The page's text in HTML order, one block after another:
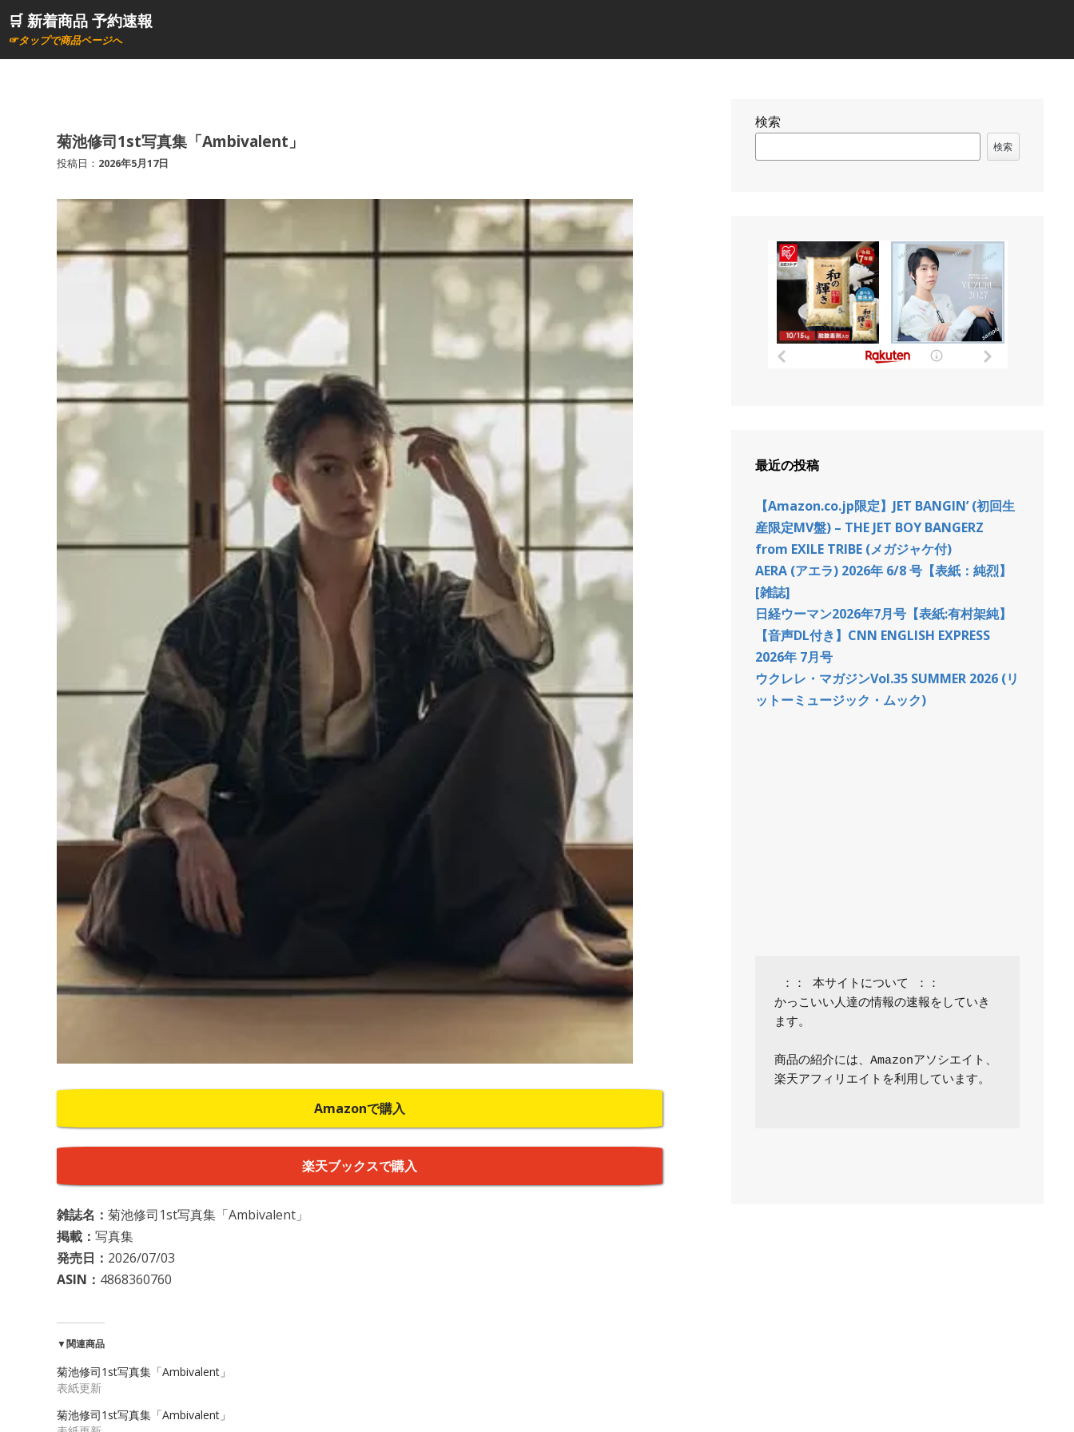
ン🛒 新着商品 予約速報
☞タップで商品ページへ
菊池修司1st写真集「Ambivalent」
投稿日： 2026年5月17日
Amazonで購入
楽天ブックスで購入
雑誌名： 菊池修司1st写真集「Ambivalent」
掲載： 写真集
発売日： 2026/07/03
ASIN： 4868360760
▼関連商品
菊池修司1st写真集「Ambivalent」
表紙更新
菊池修司1st写真集「Ambivalent」
検索
検索
最近の投稿
【Amazon.co.jp限定】JET BANGIN’ (初回生
産限定MV盤) – THE JET BOY BANGERZ
from EXILE TRIBE (メガジャケ付)
AERA (アエラ) 2026年 6/8 号【表紙：純烈】
[雑誌]
日経ウーマン2026年7月号【表紙:有村架純】
【音声DL付き】CNN ENGLISH EXPRESS
2026年 7月号
ウクレレ・マガジンVol.35 SUMMER 2026 (リ
ットーミュージック・ムック)
かっこいい人達の情報の速報をしていき
ます。
商品の紹介には、Amazonアソシエイト、
楽天アフィリエイトを利用しています。